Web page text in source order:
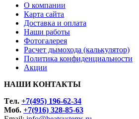
О компании
Карта сайта
Доставка и оплата
Наши работы
Фотогалерея
Расчет дымохода (калькулятор)
Политика конфиденциальности
Акции
НАШИ КОНТАКТЫ
Tел. +7(495) 196-62-34
Моб. +7(916) 328-85-63